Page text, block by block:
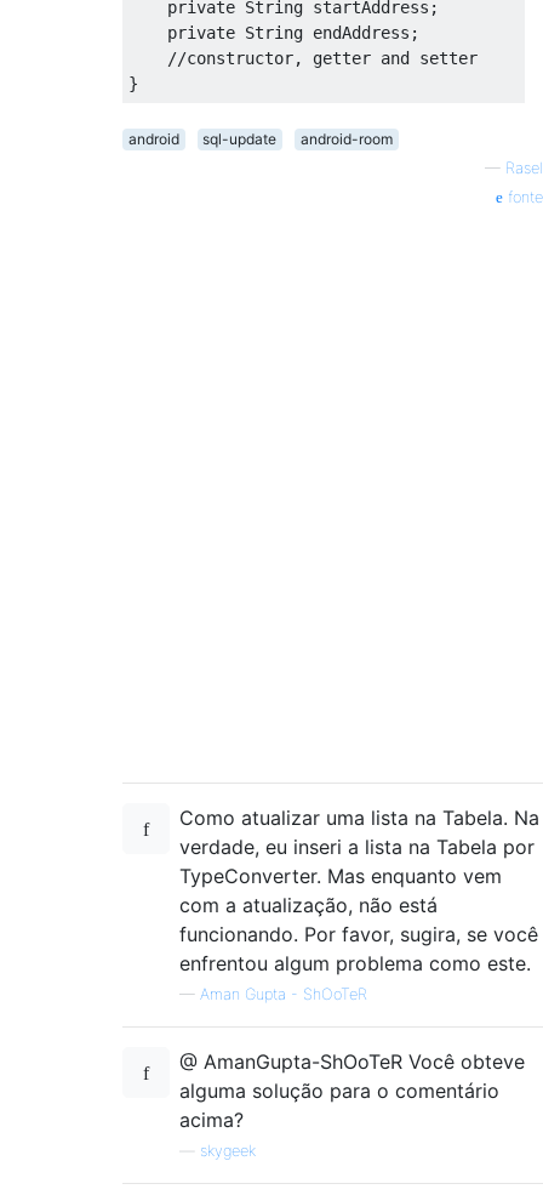
private String startAddress ;
private String endAddress ;
//constructor, getter and setter
}
android sql-update
android-room
— Rasel
fonte
Como atualizar uma lista na Tabela. Na
verdade, eu inseri a lista na Tabela por
TypeConverter. Mas enquanto vem
com a atualização, não está
funcionando. Por favor, sugira, se você
enfrentou algum problema como este.
— Aman Gupta - ShOoTeR
@ AmanGupta-ShOoTeR Você obteve
alguma solução para o comentário
acima?
skygeek